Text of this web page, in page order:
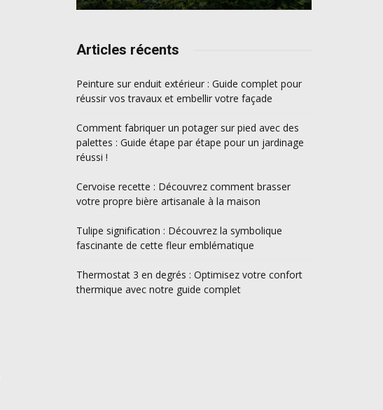
Articles récents
Peinture sur enduit extérieur : Guide complet pour
réussir vos travaux et embellir votre façade
Comment fabriquer un potager sur pied avec des
palettes : Guide étape par étape pour un jardinage
réussi !
Cervoise recette : Découvrez comment brasser
votre propre bière artisanale à la maison
Tulipe signification : Découvrez la symbolique
fascinante de cette fleur emblématique
Thermostat 3 en degrés : Optimisez votre confort
thermique avec notre guide complet